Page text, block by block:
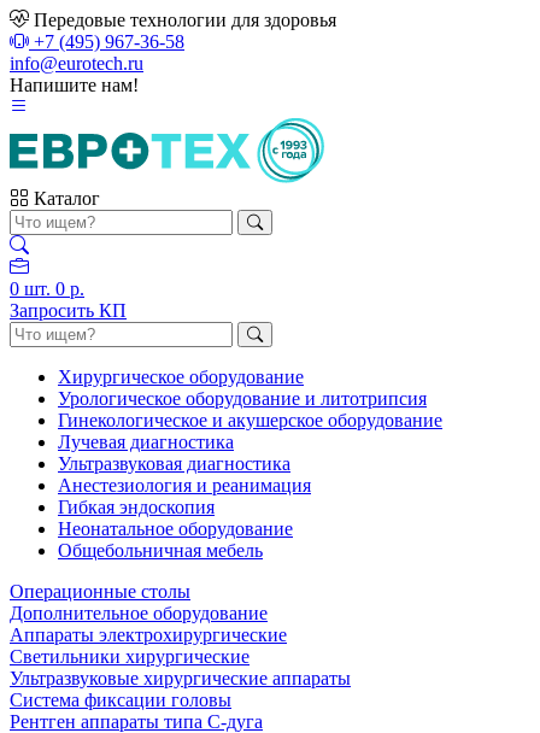
Передовые технологии для здоровья
+7 (495) 967-36-58
info@eurotech.ru
Напишите нам!
Каталог
0 шт. 0 р.
Запросить КП
Хирургическое оборудование
Урологическое оборудование и литотрипсия
Гинекологическое и акушерское оборудование
Лучевая диагностика
Ультразвуковая диагностика
Анестезиология и реанимация
Гибкая эндоскопия
Неонатальное оборудование
Общебольничная мебель
Операционные столы
Дополнительное оборудование
Аппараты электрохирургические
Светильники хирургические
Ультразвуковые хирургические аппараты
Система фиксации головы
Рентген аппараты типа С-дуга